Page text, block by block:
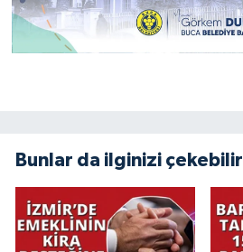
Bunlar da ilginizi çekebilir